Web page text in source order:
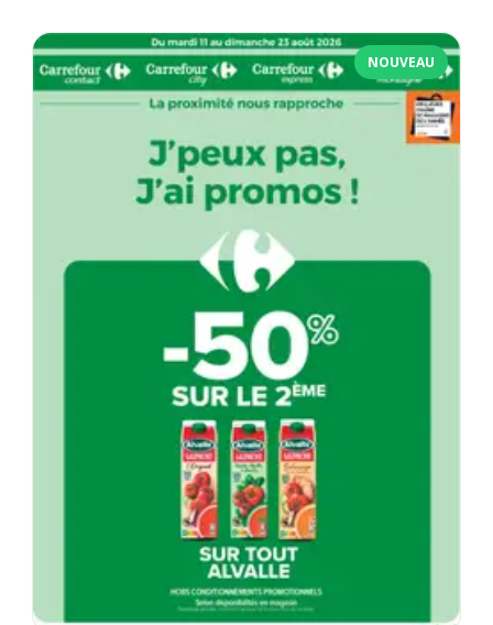
NOUVEAU